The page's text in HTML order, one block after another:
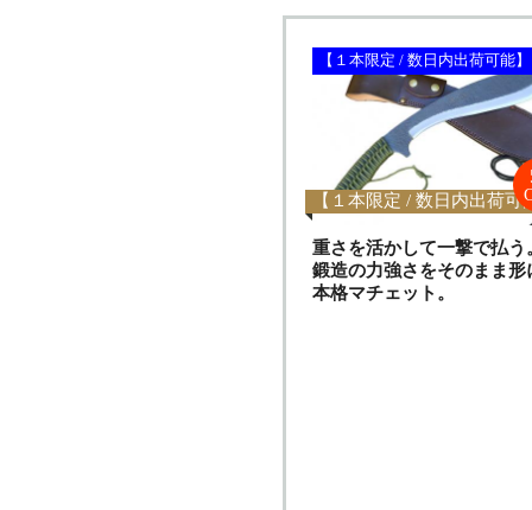
【１本限定 / 数日内出荷可能】
【１本限定 / 数日内出荷可
重さを活かして一撃で払う
鍛造の力強さをそのまま形
本格マチェット。